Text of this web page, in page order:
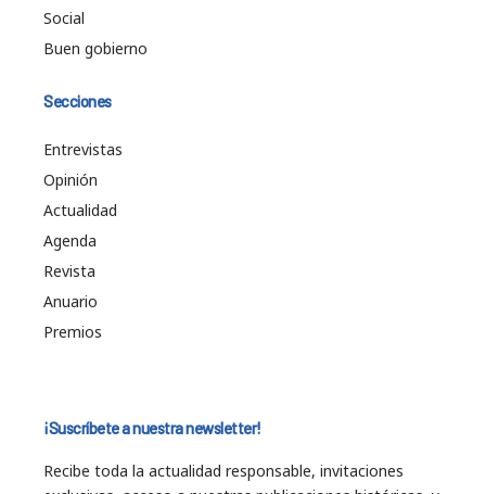
Social
Buen gobierno
Secciones
Entrevistas
Opinión
Actualidad
Agenda
Revista
Anuario
Premios
¡Suscríbete a nuestra newsletter!
Recibe toda la actualidad responsable, invitaciones